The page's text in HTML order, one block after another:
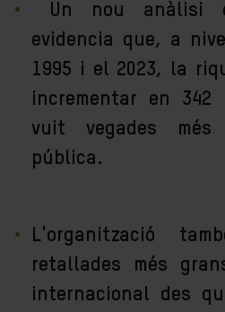
Un nou anàlisi
evidencia que, a
1995 i el 2023, la
incrementar en
vuit vegades
pública.
L'organització
retallades més
internacional des